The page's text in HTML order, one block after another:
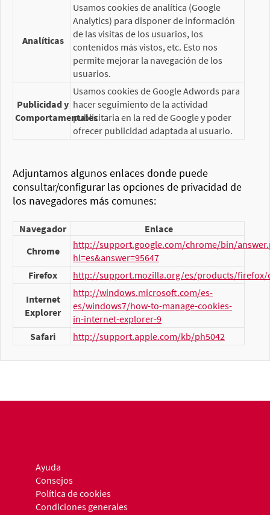
Analíticas
Usamos cookies de analítica (Google
Analytics) para disponer de información
de las visitas de los usuarios, los
contenidos más vistos, etc. Esto nos
permite mejorar la navegación de los
usuarios.
Publicidad y
Comportamentales
Usamos cookies de Google Adwords para
hacer seguimiento de la actividad
publicitaria en la red de Google y poder
ofrecer publicidad adaptada al usuario.
Adjuntamos algunos enlaces donde puede
consultar/configurar las opciones de privacidad de
los navegadores más comunes:
Navegador
Enlace
Chrome
http://support.google.com/chrome/bin/
hl=es&answer=95647
Firefox
http://support.mozilla.org/es/products/firefox/
Internet
Explorer
http://windows.microsoft.com/es-
es/windows7/how-to-manage-cookies-
in-internet-explorer-9
Safari
http://support.apple.com/kb/ph5042
Ayuda
Consejos
Política de cookies
Condiciones generales